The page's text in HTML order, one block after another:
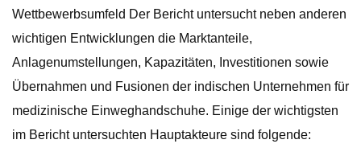
Wettbewerbsumfeld Der Bericht untersucht neben anderen
wichtigen Entwicklungen die Marktanteile,
Anlagenumstellungen, Kapazitäten, Investitionen sowie
Übernahmen und Fusionen der indischen Unternehmen für
medizinische Einweghandschuhe. Einige der wichtigsten
im Bericht untersuchten Hauptakteure sind folgende: